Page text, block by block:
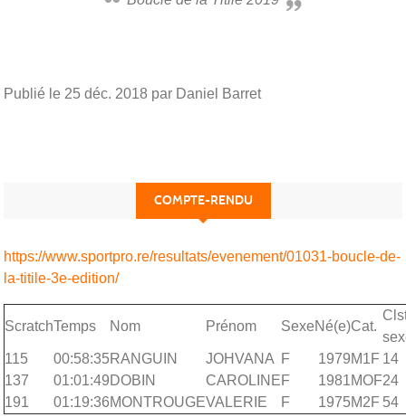
Publié le 25 déc. 2018 par Daniel Barret
COMPTE-RENDU
https://www.sportpro.re/resultats/evenement/01031-boucle-de-
la-titile-3e-edition/
ScratchTemps Nom Prénom SexeNé(e)Cat.
115
00:58:35RANGUIN JOHVANA F 1979M1F 14
137
01:01:49DOBIN CAROLINEF 1981MOF24
191
01:19:36MONTROUGEVALERIE F 1975M2F 54